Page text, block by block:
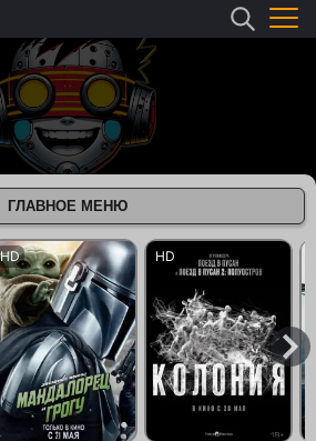
ГЛАВНОЕ МЕНЮ